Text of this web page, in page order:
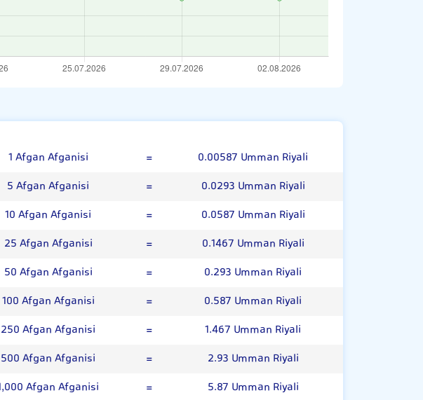
1 Afgan Afganisi =
0.00587 Umman Riyali
5 Afgan Afganisi
=
0.0293 Umman Riyali
10 Afgan Afganisi
=
0.0587 Umman Riyali
25 Afgan Afganisi
=
0.1467 Umman Riyali
50 Afgan Afganisi
=
0.293 Umman Riyali
100 Afgan Afganisi
=
0.587 Umman Riyali
250 Afgan Afganisi
=
1.467 Umman Riyali
500 Afgan Afganisi
=
2.93 Umman Riyali
Afgan Afganisi
=
5.87 Umman Riyali